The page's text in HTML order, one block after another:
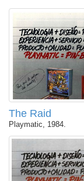
The Raid
Playmatic, 1984.